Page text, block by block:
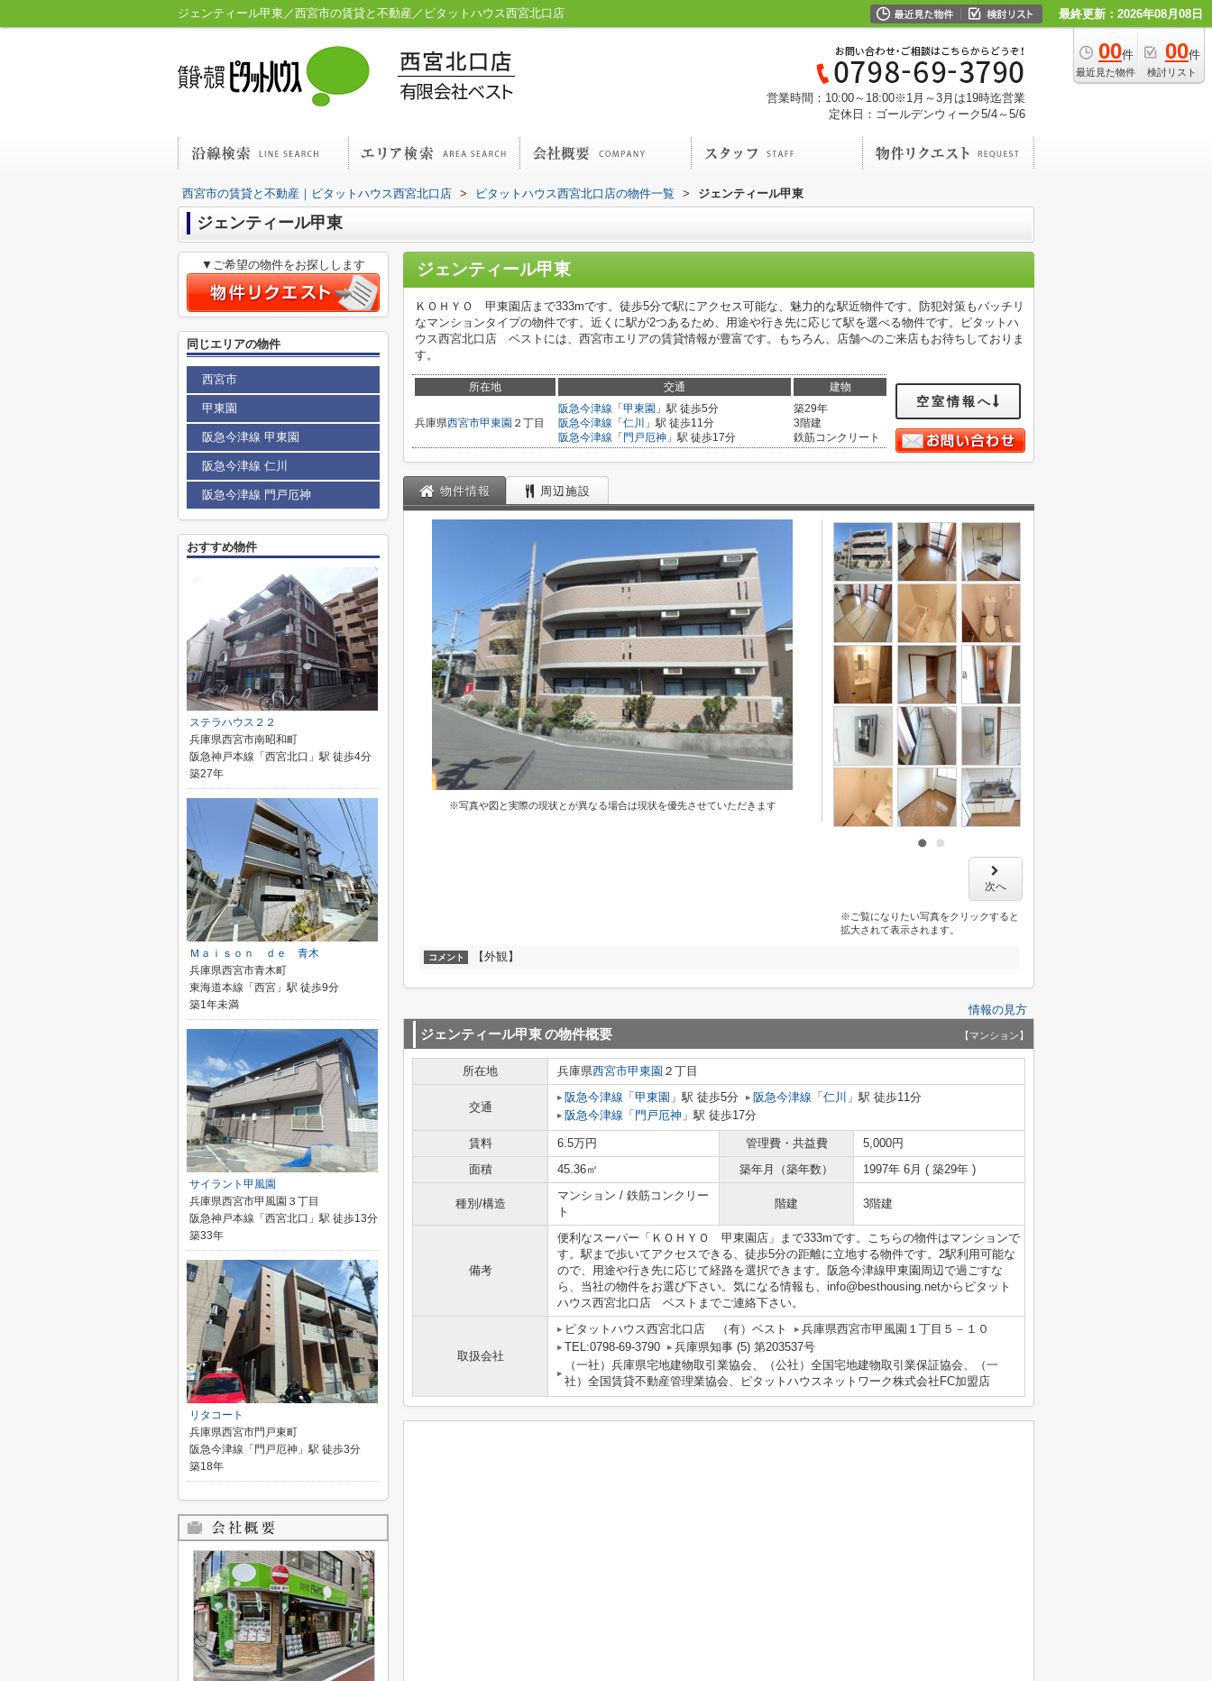
ジェンティール甲東／西宮市の賃貸と不動産／ピタットハウス西宮北口店 最終更新：2026年08月08日
00件
最近見た物件
00件
検討リスト
営業時間：10:00～18:00※1月～3月は19時迄営業
定休日：ゴールデンウィーク5/4～5/6
西宮市の賃貸と不動産｜ピタットハウス西宮北口店 > ピタットハウス西宮北口店の物件一覧 > ジェンティール甲東
ジェンティール甲東
ジェンティール甲東
ＫＯＨＹＯ 甲東園店まで333mです。徒歩5分で駅にアクセス可能な、魅力的な駅近物件です。防犯対策もバッチリ
なマンションタイプの物件です。近くに駅が2つあるため、用途や行き先に応じて駅を選べる物件です。ピタットハ
ウス西宮北口店 ベストには、西宮市エリアの賃貸情報が豊富です。もちろん、店舗へのご来店もお待ちしておりま
す。
所在地 交通 建物
兵庫県西宮市甲東園 ２丁目
阪急今津線 「 甲東園 」駅 徒歩5分
阪急今津線 「 仁川
」駅 徒歩11分
阪急今津線 「 門戸厄神 」駅 徒歩17分
築29年
3階建
鉄筋コンクリート
空室情報へ
物件情報 周辺施設
※写真や図と実際の現状とが異なる場合は現状を優先させていただきます
次へ
※ご覧になりたい写真をクリックすると
拡大されて表示されます。
コメント 【外観】
情報の見方
ジェンティール甲東の物件概要 【マンション】
所在地 兵庫県西宮市甲東園 ２丁目
交通
阪急今津線 「 甲東園 」駅 徒歩5分 阪急今津線 「 仁川 」駅 徒歩11分
阪急今津線 「 門戸厄神 」駅 徒歩17分
賃料 6.5万円 管理費・共益費
5,000円
面積
45.36㎡ 築年月（築年数） 1997年 6月 ( 築29年 )
種別/構造
マンション / 鉄筋コンクリー
ト
階建 3階建
備考
便利なスーパー「ＫＯＨＹＯ 甲東園店」まで333mです。こちらの物件はマンションで
す。駅まで歩いてアクセスできる、徒歩5分の距離に立地する物件です。2駅利用可能な
ので、用途や行き先に応じて経路を選択できます。阪急今津線甲東園周辺で過ごすな
ら、当社の物件をお選び下さい。気になる情報も、info@besthousing.netからピタット
ハウス西宮北口店 ベストまでご連絡下さい。
取扱会社
ピタットハウス西宮北口店 （有）ベスト
兵庫県西宮市甲風園１丁目５－１０
TEL:0798-69-3790
兵庫県知事 (5) 第203537号
（一社）兵庫県宅地建物取引業協会、（公社）全国宅地建物取引業保証協会、（一
社）全国賃貸不動産管理業協会、ピタットハウスネットワーク株式会社FC加盟店
▼ご希望の物件をお探しします
同じエリアの物件
西宮市
甲東園
阪急今津線 甲東園
阪急今津線 仁川
阪急今津線 門戸厄神
おすすめ物件
ステラハウス２２
兵庫県西宮市南昭和町
阪急神戸本線「西宮北口」駅 徒歩4分
築27年
Ｍａｉｓｏｎ ｄｅ 青木
兵庫県西宮市青木町
東海道本線「西宮」駅 徒歩9分
築1年未満
サイラント甲風園
兵庫県西宮市甲風園３丁目
阪急神戸本線「西宮北口」駅 徒歩13分
築33年
リタコート
兵庫県西宮市門戸東町
阪急今津線「門戸厄神」駅 徒歩3分
築18年